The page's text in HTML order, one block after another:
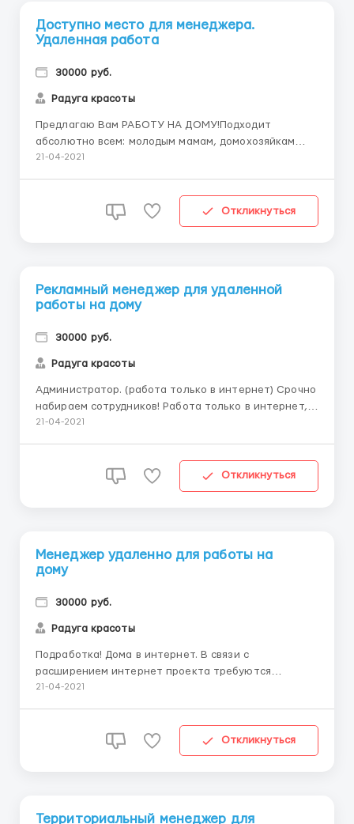
Доступно место для менеджера.
Удаленная работа
30000 руб.
Радуга красоты
Предлагаю Вам РАБОТУ НА ДОМУ!Подходит
абсолютно всем: молодым мамам, домохозяйкам
,студентам, пенсионерам и всем кому просто нужны
в комментариях и я Вам вышлю информацию, затем
21-04-2021
Откликнуться
Рекламный менеджер для удаленной
работы на дому
30000 руб.
Радуга красоты
Администратор. (работа только в интернет) Срочно
набираем сотрудников! Работа только в интернет,
без финансовых вложений, без прямых продаж.
обязателен, обучение в процессе. Место вашего
проживания значения не имеет - ра...
21-04-2021
Откликнуться
Менеджер удаленно для работы на
дому
30000 руб.
Радуга красоты
Подработка! Дома в интернет. В связи с
расширением интернет проекта требуются
сотрудники. Работа без начальника и будильника!
вложений, независимо от возраста. Опыт и
образование значения не имеют. Возможности
21-04-2021
Откликнуться
Территориальный менеджер для